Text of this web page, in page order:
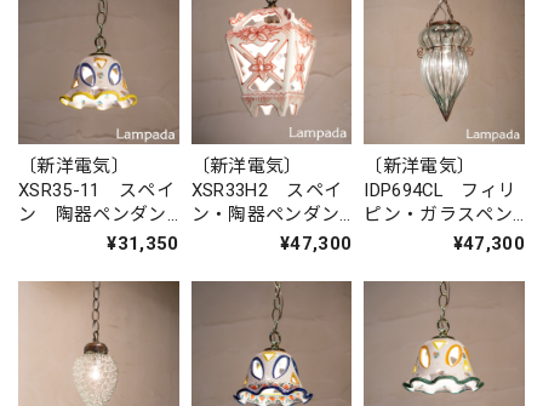
〔新洋電気〕
XSR35-11 スペイ
ン 陶器ペンダン
¥31,350
〔新洋電気〕
XSR33H2 スペイ
ン・陶器ペンダン
¥47,300
〔新洋電気〕
IDP694CL フィリ
ピン・ガラスペン
ダントライト¥47,300